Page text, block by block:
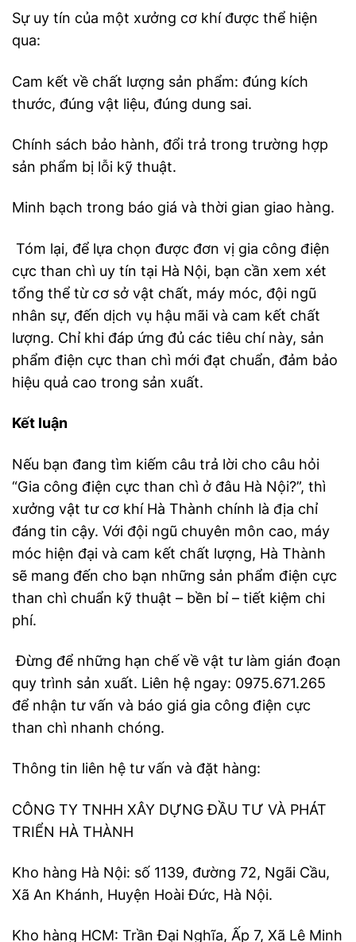
Sự uy tín của một xưởng cơ khí được thể hiện
qua:
Cam kết về chất lượng sản phẩm: đúng kích
thước, đúng vật liệu, đúng dung sai.
Chính sách bảo hành, đổi trả trong trường hợp
sản phẩm bị lỗi kỹ thuật.
Minh bạch trong báo giá và thời gian giao hàng.
Tóm lại, để lựa chọn được đơn vị gia công điện
cực than chì uy tín tại Hà Nội, bạn cần xem xét
tổng thể từ cơ sở vật chất, máy móc, đội ngũ
nhân sự, đến dịch vụ hậu mãi và cam kết chất
lượng. Chỉ khi đáp ứng đủ các tiêu chí này, sản
phẩm điện cực than chì mới đạt chuẩn, đảm bảo
hiệu quả cao trong sản xuất.
Kết luận
Nếu bạn đang tìm kiếm câu trả lời cho câu hỏi
“Gia công điện cực than chì ở đâu Hà Nội?”, thì
xưởng vật tư cơ khí Hà Thành chính là địa chỉ
đáng tin cậy. Với đội ngũ chuyên môn cao, máy
móc hiện đại và cam kết chất lượng, Hà Thành
sẽ mang đến cho bạn những sản phẩm điện cực
than chì chuẩn kỹ thuật – bền bỉ – tiết kiệm chi
phí.
Đừng để những hạn chế về vật tư làm gián đoạn
quy trình sản xuất. Liên hệ ngay: 0975.671.265
để nhận tư vấn và báo giá gia công điện cực
than chì nhanh chóng.
Thông tin liên hệ tư vấn và đặt hàng:
CÔNG TY TNHH XÂY DỰNG ĐẦU TƯ VÀ PHÁT
TRIỂN HÀ THÀNH
Kho hàng Hà Nội: số 1139, đường 72, Ngãi Cầu,
Xã An Khánh, Huyện Hoài Đức, Hà Nội.
Kho hàng HCM: Trần Đại Nghĩa, Ấp 7, Xã Lê Minh